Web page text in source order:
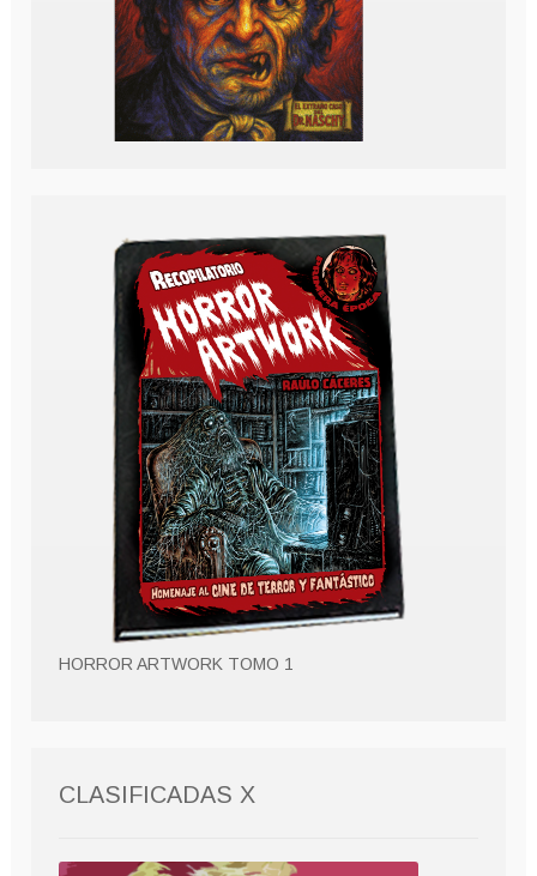
HORROR ARTWORK TOMO 1
CLASIFICADAS X